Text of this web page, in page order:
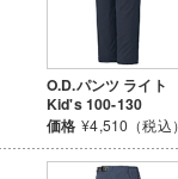
O.D.パンツ ライト
Kid's 100-130
価格 ¥4,510（税込）